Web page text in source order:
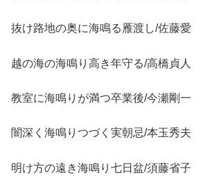
抜け路地の奥に海鳴る雁渡し/佐藤愛
越の海の海鳴り高き年守る/高橋貞人
教室に海鳴りが満つ卒業後/今瀬剛一
闇深く海鳴りつづく実朝忌/本玉秀夫
明け方の遠き海鳴り七日盆/須藤省子